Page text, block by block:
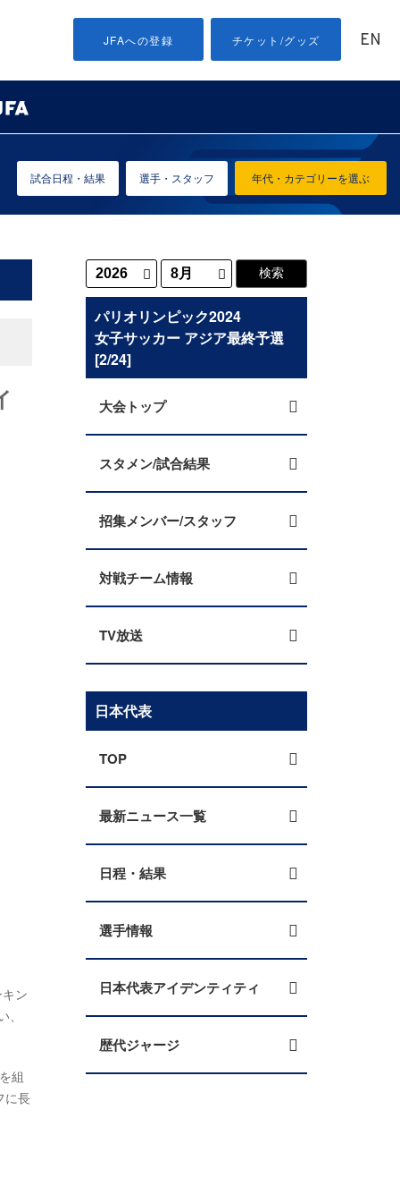
JFAへの登録 チケット/グッズ EN
年代・カテゴリーを選ぶ
試合日程・結果 選手・スタッフ
ン
組
に長
パリオリンピック2024
女子サッカー アジア最終予選
[2/24]
大会トップ
スタメン/試合結果
招集メンバー/スタッフ
対戦チーム情報
TV放送
日本代表
TOP
最新ニュース一覧
日程・結果
選手情報
日本代表アイデンティティ
歴代ジャージ